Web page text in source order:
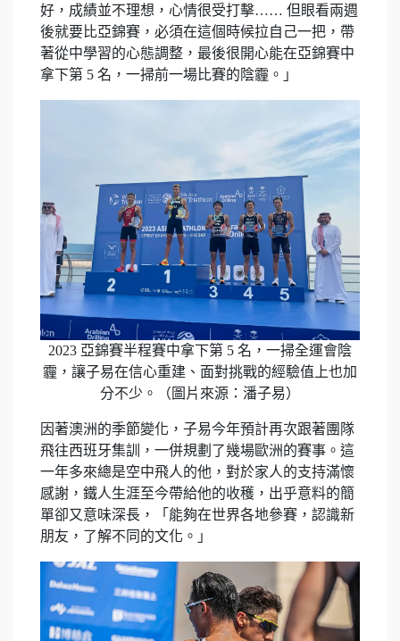
好，成績並不理想，心情很受打擊…… 但眼看兩週
後就要比亞錦賽，必須在這個時候拉自己一把，帶
著從中學習的心態調整，最後很開心能在亞錦賽中
拿下第 5 名，一掃前一場比賽的陰霾。」
2023 亞錦賽半程賽中拿下第 5 名，一掃全運會陰
霾，讓子易在信心重建、面對挑戰的經驗值上也加
分不少。（圖片來源：潘子易）
因著澳洲的季節變化，子易今年預計再次跟著團隊
飛往西班牙集訓，一併規劃了幾場歐洲的賽事。這
一年多來總是空中飛人的他，對於家人的支持滿懷
感謝，鐵人生涯至今帶給他的收穫，出乎意料的簡
單卻又意味深長，「能夠在世界各地參賽，認識新
朋友，了解不同的文化。」